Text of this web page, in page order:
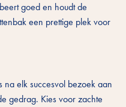
goed en houdt de
een prettige plek voor
na elk succesvol bezoek aan
gedrag. Kies voor zachte